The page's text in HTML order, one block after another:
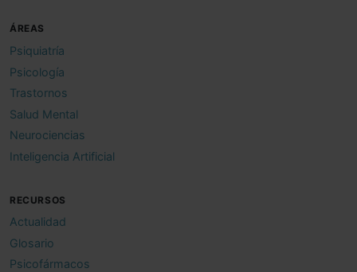
ÁREAS
Psiquiatría
Psicología
Trastornos
Salud Mental
Neurociencias
Inteligencia Artificial
RECURSOS
Actualidad
Glosario
Psicofármacos